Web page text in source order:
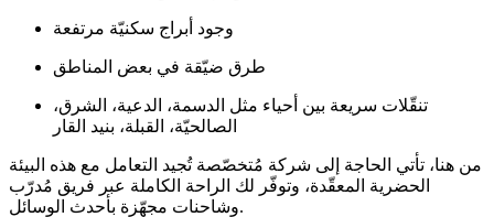
وجود أبراج سكنيّة مرتفعة
طرق ضيّقة في بعض المناطق
تنقّلات سريعة بين أحياء مثل الدسمة، الدعية، الشرق،
الصالحيّة، القبلة، بنيد القار
من هنا، تأتي الحاجة إلى شركة مُتخصّصة تُجيد التعامل مع هذه البيئة
الحضرية المعقّدة، وتوفّر لك الراحة الكاملة عبر فريق مُدرّب
وشاحنات مجهّزة بأحدث الوسائل.